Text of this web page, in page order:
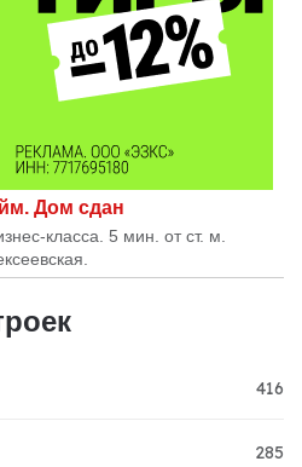
Дом сдан
класса. 5 мин. от ст. м.
416
285